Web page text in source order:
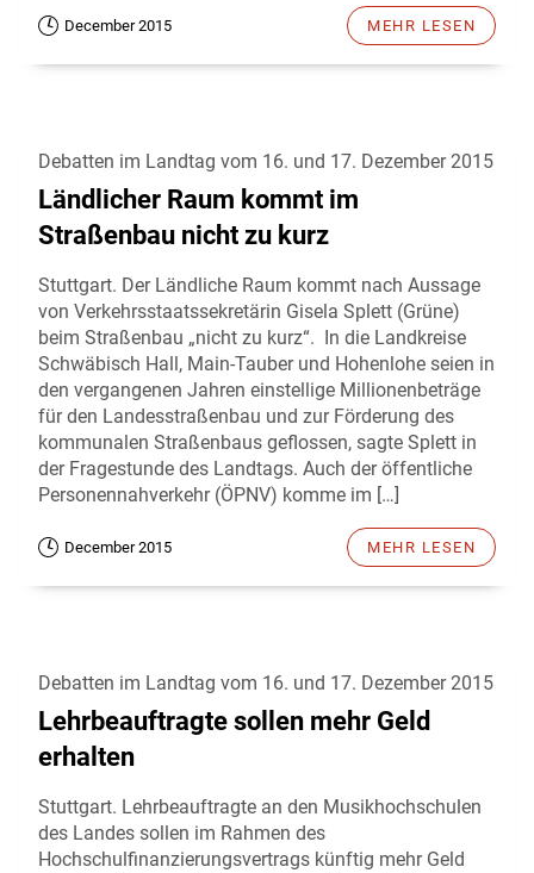
December 2015 MEHR LESEN
Debatten im Landtag vom 16. und 17. Dezember 2015
Ländlicher Raum kommt im
Straßenbau nicht zu kurz
Stuttgart. Der Ländliche Raum kommt nach Aussage
von Verkehrsstaatssekretärin Gisela Splett (Grüne)
beim Straßenbau „nicht zu kurz“. In die Landkreise
Schwäbisch Hall, Main-Tauber und Hohenlohe seien in
den vergangenen Jahren einstellige Millionenbeträge
für den Landesstraßenbau und zur Förderung des
kommunalen Straßenbaus geflossen, sagte Splett in
der Fragestunde des Landtags. Auch der öffentliche
Personennahverkehr (ÖPNV) komme im […]
December 2015 MEHR LESEN
Debatten im Landtag vom 16. und 17. Dezember 2015
Lehrbeauftragte sollen mehr Geld
erhalten
Stuttgart. Lehrbeauftragte an den Musikhochschulen
des Landes sollen im Rahmen des
Hochschulfinanzierungsvertrags künftig mehr Geld